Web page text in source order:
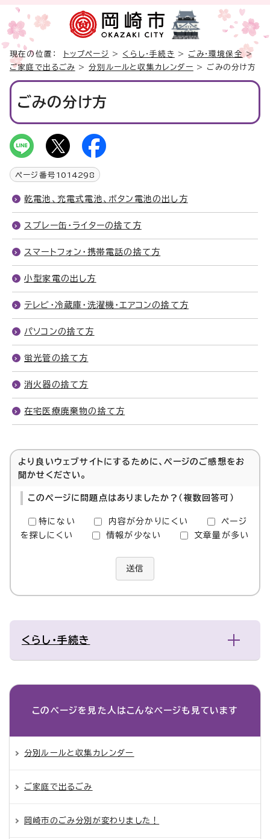
現在の位置： トップページ > くらし・手続き > ごみ・環境保全 >
ご家庭で出るごみ >分別ルールと収集カレンダー > ごみの分け方
ごみの分け方
ページ番号 1014298
乾電池、充電式電池、ボタン電池の出し方
スプレー缶・ライターの捨て方
スマートフォン・携帯電話の捨て方
小型家電の出し方
テレビ・冷蔵庫・洗濯機・エアコンの捨て方
パソコンの捨て方
蛍光管の捨て方
消火器の捨て方
在宅医療廃棄物の捨て方
より良いウェブサイトにするために、ページのご感想をお
聞かせください。
このページに問題点はありましたか？（複数回答可）
特にない 内容が分かりにくい
ページ
を探しにくい
情報が少ない 文章量が多い
送信
くらし・手続き
このページを見た人は こんなページも見ています
分別ルールと収集カレンダー
ご家庭で出るごみ
岡崎市のごみ分別が変わりました！